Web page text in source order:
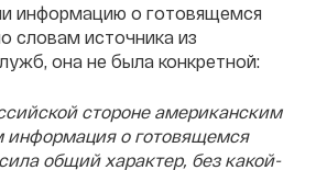
информацию о готовящемся
словам источника из
она не была конкретной:
стороне американским
информация о готовящемся
общий характер, без какой-